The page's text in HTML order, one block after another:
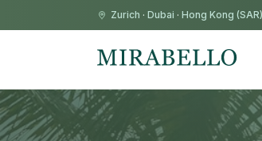
Zurich · Dubai · Hong Kong (SAR)